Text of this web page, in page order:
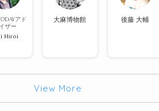
アド
ザー
Hiroi
大麻博物館 後藤 大輔
View More